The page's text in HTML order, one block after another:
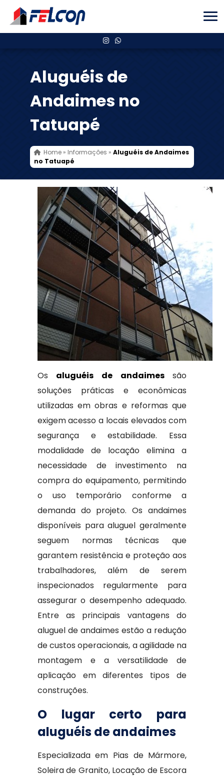
Aluguéis de
Andaimes no
Tatuapé
Home» Informações » Aluguéis de Andaimes
no Tatuapé
Os aluguéis de andaimessão
soluções práticas e econômicas
utilizadas em obras e reformas que
exigem acesso a locais elevados com
segurança e estabilidade. Essa
modalidade de locação elimina a
necessidade de investimento na
compra do equipamento, permitindo
o uso temporário conforme a
demanda do projeto. Os andaimes
disponíveis para aluguel geralmente
seguem normas técnicas que
garantem resistência e proteção aos
trabalhadores, além de serem
inspecionados regularmente para
assegurar o desempenho adequado.
Entre as principais vantagens do
aluguel de andaimes estão a redução
de custos operacionais, a agilidade na
montagem e a versatilidade de
aplicação em diferentes tipos de
construções.
O lugar certo para
aluguéis de andaimes
Especializada em Pias de Mármore,
Soleira de Granito, Locação de Escora